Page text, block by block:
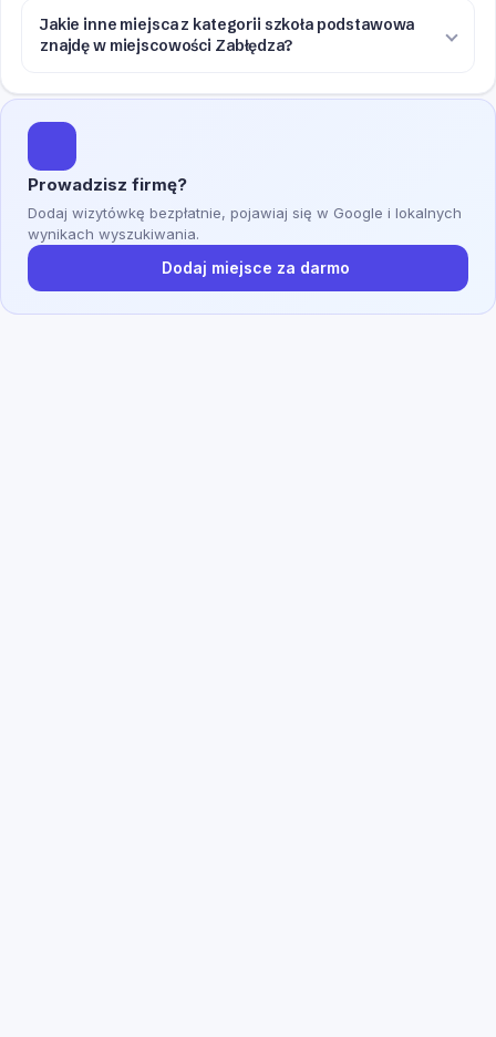
Jakie inne miejsca z kategorii szkoła podstawowa
znajdę w miejscowości Zabłędza?
Prowadzisz firmę?
Dodaj wizytówkę bezpłatnie, pojawiaj się w Google i lokalnych
wynikach wyszukiwania.
Dodaj miejsce za darmo